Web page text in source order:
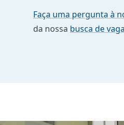
Faça uma pergunta à
da nossa busca de